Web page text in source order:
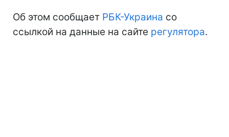
Об этом сообщает РБК-Украина со
ссылкой на данные на сайте регулятора.